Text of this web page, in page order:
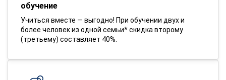
обучение
Учиться вместе — выгодно! При обучении двух и
более человек из одной семьи* скидка второму
(третьему) составляет 40%.